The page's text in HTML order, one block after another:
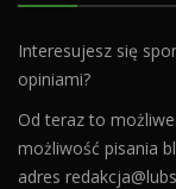
Interesujesz się
opiniami?
Od teraz to
możliwość pisania
adres